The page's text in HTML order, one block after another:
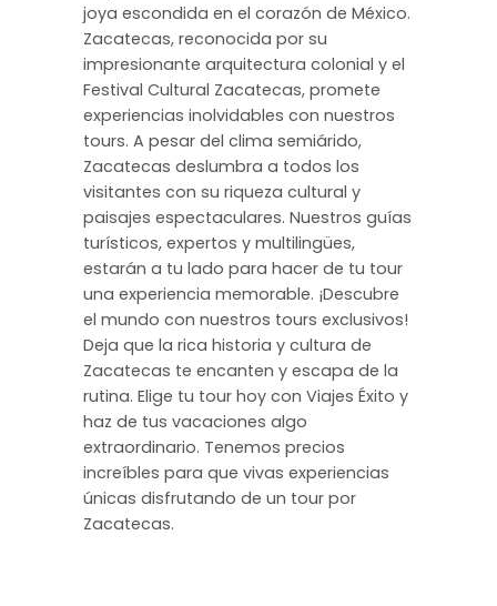
joya escondida en el corazón de México.
Zacatecas, reconocida por su
impresionante arquitectura colonial y el
Festival Cultural Zacatecas, promete
experiencias inolvidables con nuestros
tours. A pesar del clima semiárido,
Zacatecas deslumbra a todos los
visitantes con su riqueza cultural y
paisajes espectaculares. Nuestros guías
turísticos, expertos y multilingües,
estarán a tu lado para hacer de tu tour
una experiencia memorable. ¡Descubre
el mundo con nuestros tours exclusivos!
Deja que la rica historia y cultura de
Zacatecas te encanten y escapa de la
rutina. Elige tu tour hoy con Viajes Éxito y
haz de tus vacaciones algo
extraordinario. Tenemos precios
increíbles para que vivas experiencias
únicas disfrutando de un tour por
Zacatecas.